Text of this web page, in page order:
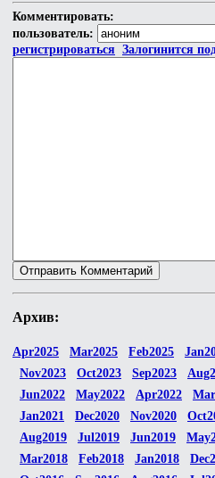
Комментировать:
пользователь:
регистрироваться Залогинится
Архив:
Apr2025 Mar2025 Feb2025
Nov2023
Oct2023 Sep2023
Jun2022
May2022 Apr2022
Jan2021
Dec2020 Nov2020
Aug2019
Jul2019 Jun2019
Mar2018
Feb2018 Jan2018